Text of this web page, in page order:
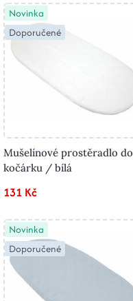
Novinka
Doporučené
Mušelínové prostěradlo do
kočárku / bílá
131 Kč
Novinka
Doporučené